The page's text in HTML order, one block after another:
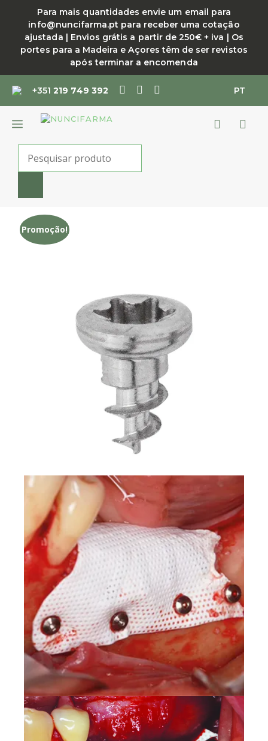
conteúdo
Para mais quantidades envie um email para
info@nuncifarma.pt para receber uma cotação
ajustada | Envios grátis a partir de 250€ + iva | Os
portes para a Madeira e Açores têm de ser revistos
após terminar a encomenda
+351219 749 392 PT
MENU
search
Promoção!